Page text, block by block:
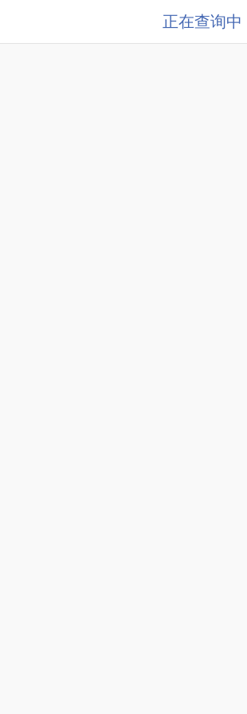
正在查询中